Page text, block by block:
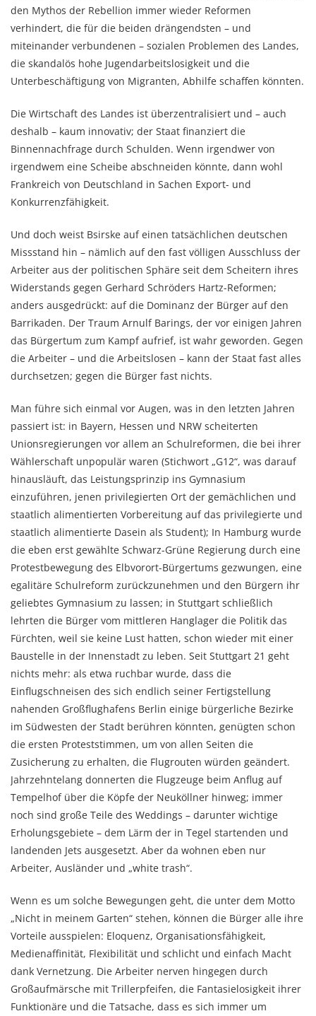
den Mythos der Rebellion immer wieder Reformen
verhindert, die für die beiden drängendsten – und
miteinander verbundenen – sozialen Problemen des Landes,
die skandalös hohe Jugendarbeitslosigkeit und die
Unterbeschäftigung von Migranten, Abhilfe schaffen könnten.
Die Wirtschaft des Landes ist überzentralisiert und – auch
deshalb – kaum innovativ; der Staat finanziert die
Binnennachfrage durch Schulden. Wenn irgendwer von
irgendwem eine Scheibe abschneiden könnte, dann wohl
Frankreich von Deutschland in Sachen Export- und
Konkurrenzfähigkeit.
Und doch weist Bsirske auf einen tatsächlichen deutschen
Missstand hin – nämlich auf den fast völligen Ausschluss der
Arbeiter aus der politischen Sphäre seit dem Scheitern ihres
Widerstands gegen Gerhard Schröders Hartz-Reformen;
anders ausgedrückt: auf die Dominanz der Bürger auf den
Barrikaden. Der Traum Arnulf Barings, der vor einigen Jahren
das Bürgertum zum Kampf aufrief, ist wahr geworden. Gegen
die Arbeiter – und die Arbeitslosen – kann der Staat fast alles
durchsetzen; gegen die Bürger fast nichts.
Man führe sich einmal vor Augen, was in den letzten Jahren
passiert ist: in Bayern, Hessen und NRW scheiterten
Unionsregierungen vor allem an Schulreformen, die bei ihrer
Wählerschaft unpopulär waren (Stichwort „G12“, was darauf
hinausläuft, das Leistungsprinzip ins Gymnasium
einzuführen, jenen privilegierten Ort der gemächlichen und
staatlich alimentierten Vorbereitung auf das privilegierte und
staatlich alimentierte Dasein als Student); In Hamburg wurde
die eben erst gewählte Schwarz-Grüne Regierung durch eine
Protestbewegung des Elbvorort-Bürgertums gezwungen, eine
egalitäre Schulreform zurückzunehmen und den Bürgern ihr
geliebtes Gymnasium zu lassen; in Stuttgart schließlich
lehrten die Bürger vom mittleren Hanglager die Politik das
Fürchten, weil sie keine Lust hatten, schon wieder mit einer
Baustelle in der Innenstadt zu leben. Seit Stuttgart 21 geht
nichts mehr: als etwa ruchbar wurde, dass die
Einflugschneisen des sich endlich seiner Fertigstellung
nahenden Großflughafens Berlin einige bürgerliche Bezirke
im Südwesten der Stadt berühren könnten, genügten schon
die ersten Proteststimmen, um von allen Seiten die
Zusicherung zu erhalten, die Flugrouten würden geändert.
Jahrzehntelang donnerten die Flugzeuge beim Anflug auf
Tempelhof über die Köpfe der Neuköllner hinweg; immer
noch sind große Teile des Weddings – darunter wichtige
Erholungsgebiete – dem Lärm der in Tegel startenden und
landenden Jets ausgesetzt. Aber da wohnen eben nur
Arbeiter, Ausländer und „white trash“.
Wenn es um solche Bewegungen geht, die unter dem Motto
„Nicht in meinem Garten“ stehen, können die Bürger alle ihre
Vorteile ausspielen: Eloquenz, Organisationsfähigkeit,
Medienaffinität, Flexibilität und schlicht und einfach Macht
dank Vernetzung. Die Arbeiter nerven hingegen durch
Großaufmärsche mit Trillerpfeifen, die Fantasielosigkeit ihrer
Funktionäre und die Tatsache, dass es sich immer um